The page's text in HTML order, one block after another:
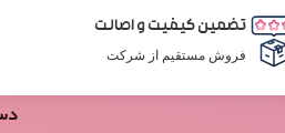
تضمین کیفیت و اصالت
فروش مستقیم از شرکت